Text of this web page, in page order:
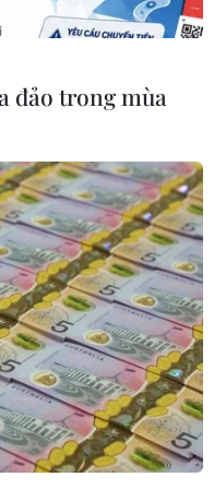
để “ve sầu
mại điện tử
vai trò của các sàn
trọng, là “tiếng nói
và xử lý vi phạm
đảo trong mùa